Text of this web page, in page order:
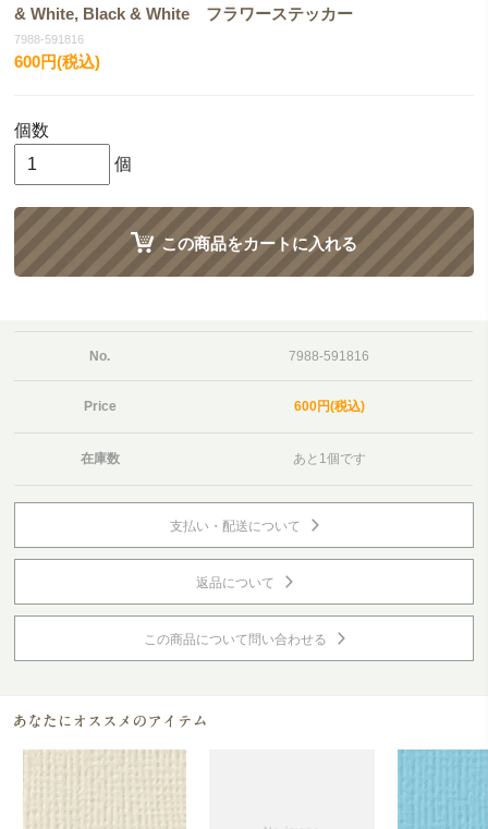
& White, Black & White フラワーステッカー
7988-591816
600円(税込)
個数
個
この商品をカートに入れる
No. 7988-591816
Price 600円(税込)
在庫数 あと1個です
支払い・配送について
返品について
この商品について問い合わせる